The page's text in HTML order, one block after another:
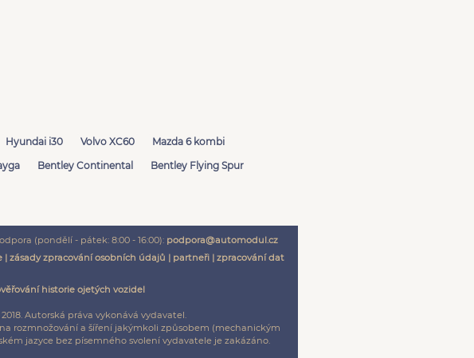
Hyundai i30 Volvo XC60
Mazda 6 kombi
Bentley Continental Bentley Flying Spur
(pondělí - pátek: 8:00 - 16:00): podpora@automodul.cz
| zásady zpracování osobních údajů | partneři| zpracování dat
historie ojetých vozidel
Autorská práva vykonává vydavatel.
rozmnožování a šíření jakýmkoli způsobem (mechanickým
jazyce bez písemného svolení vydavatele je zakázáno.